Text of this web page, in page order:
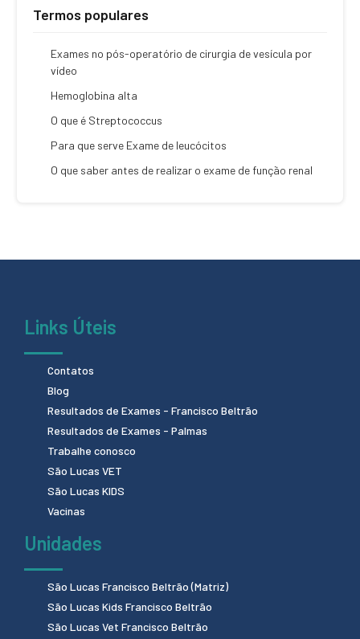
Termos populares
Exames no pós-operatório de cirurgia de vesícula por
vídeo
Hemoglobina alta
O que é Streptococcus
Para que serve Exame de leucócitos
O que saber antes de realizar o exame de função renal
Links Úteis
Contatos
Blog
Resultados de Exames - Francisco Beltrão
Resultados de Exames - Palmas
Trabalhe conosco
São Lucas VET
São Lucas KIDS
Vacinas
Unidades
São Lucas Francisco Beltrão (Matriz)
São Lucas Kids Francisco Beltrão
São Lucas Vet Francisco Beltrão